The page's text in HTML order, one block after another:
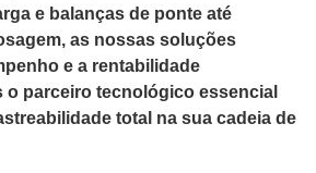
e balanças de ponte até
as nossas soluções
e a rentabilidade
o parceiro tecnológico essencial
total na sua cadeia de